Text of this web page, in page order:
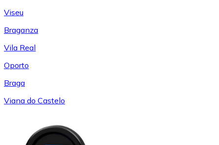
Viseu
Braganza
Vila Real
Oporto
Braga
Viana do Castelo